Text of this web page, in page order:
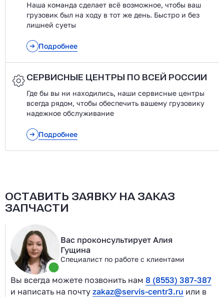
Наша команда сделает всё возможное, чтобы ваш
грузовик был на ходу в тот же день. Быстро и без
лишней суеты
Подробнее
СЕРВИСНЫЕ ЦЕНТРЫ ПО ВСЕЙ РОССИИ
Где бы вы ни находились, наши сервисные центры
всегда рядом, чтобы обеспечить вашему грузовику
надежное обслуживание
Подробнее
ОСТАВИТЬ ЗАЯВКУ НА ЗАКАЗ
ЗАПЧАСТИ
Вас проконсультирует Алия
Гущина
Специалист по работе с клиентами
Вы всегда можете позвонить нам 8 (8553) 387-387
и написать на почту zakaz@servis-centr3.ru или в